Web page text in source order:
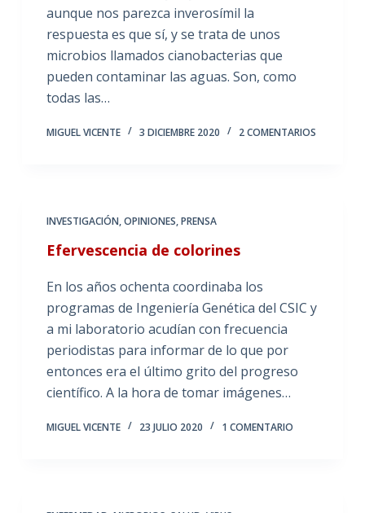
aunque nos parezca inverosímil la
respuesta es que sí, y se trata de unos
microbios llamados cianobacterias que
pueden contaminar las aguas. Son, como
todas las…
MIGUEL VICENTE 3 DICIEMBRE 2020 2 COMENTARIOS
INVESTIGACIÓN,OPINIONES,PRENSA
Efervescencia de colorines
En los años ochenta coordinaba los
programas de Ingeniería Genética del CSIC y
a mi laboratorio acudían con frecuencia
periodistas para informar de lo que por
entonces era el último grito del progreso
científico. A la hora de tomar imágenes…
MIGUEL VICENTE 23 JULIO 2020 1 COMENTARIO